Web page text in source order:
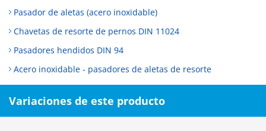
Pasador de aletas (acero inoxidable)
Chavetas de resorte de pernos DIN 11024
Pasadores hendidos DIN 94
Acero inoxidable - pasadores de aletas de resorte
Variaciones de este producto